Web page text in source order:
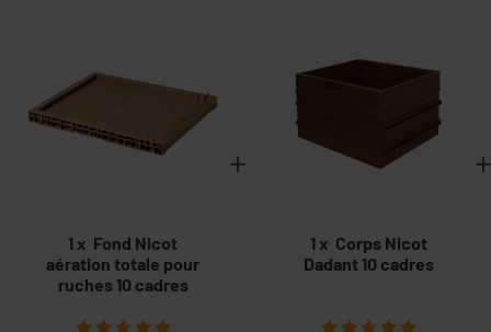
1 x Fond Nicot
aération totale pour
ruches 10 cadres
1 x Corps Nicot
Dadant 10 cadres